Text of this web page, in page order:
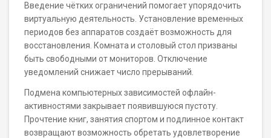
Введение чётких ограничений помогает упорядочить
виртуальную деятельность. Установление временных
периодов без аппаратов создаёт возможность для
восстановления. Комната и столовый стол призваны
быть свободными от мониторов. Отключение
уведомлений снижает число прерываний.
Подмена компьютерных зависимостей офлайн-
активностями закрывает появившуюся пустоту.
Прочтение книг, занятия спортом и подлинное контакт
возвращают возможность обретать удовлетворение